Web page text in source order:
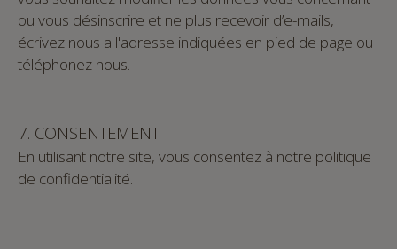
ou vous désinscrire et ne plus recevoir d’e-mails,
écrivez nous a l'adresse indiquées en pied de page ou
téléphonez nous.
7. CONSENTEMENT
En utilisant notre site, vous consentez à notre politique
de confidentialité.